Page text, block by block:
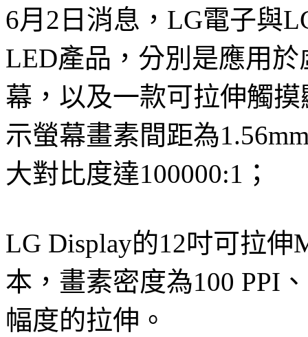
6月2日消息，LG電子與
LED產品，分別是應用
幕，以及一款可拉伸觸
示螢幕畫素間距為
大對比度達100000:1；
LG Display的12吋可拉
本，畫素密度為100 PPI
幅度的拉伸。